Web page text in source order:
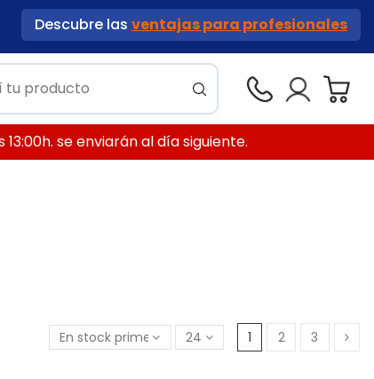
Descubre las ventajas para profesionales
se enviarán al día siguiente.
En stock primero 24 1 2 3